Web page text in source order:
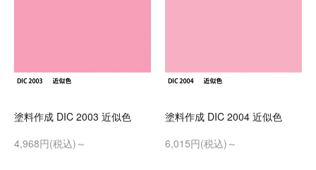
塗料作成 DIC 2003 近似色
4,968円(税込)～
塗料作成 DIC 2004 近似色
6,015円(税込)～